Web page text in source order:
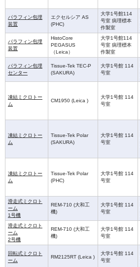
パラフィン包埋
装置
エクセルシア AS
(PHC)
大学1号館114
号室 病理標本
作製室
パラフィン包埋
装置
HistoCore
PEGASUS
（Leica）
大学1号館114
号室 病理標本
作製室
パラフィン包埋
センター
Tissue-Tek TEC-P
(SAKURA)
大学1号館 114
号室
凍結ミクロトー
ム
CM1950 (Leica )
大学1号館 114
号室
凍結ミクロトー
ム
Tissue-Tek Polar
(SAKURA)
大学1号館 114
号室
凍結ミクロトー
ム
Tissue-Tek Polar
(PHC)
大学1号館 114
号室
滑走式ミクロト
ーム
1号機
REM-710 (大和工
機)
大学1号館 114
号室
滑走式ミクロト
ーム
2号機
REM-710 (大和工
機)
大学1号館 114
号室
回転式ミクロト
ーム
RM2125RT (Leica )
大学1号館 114
号室